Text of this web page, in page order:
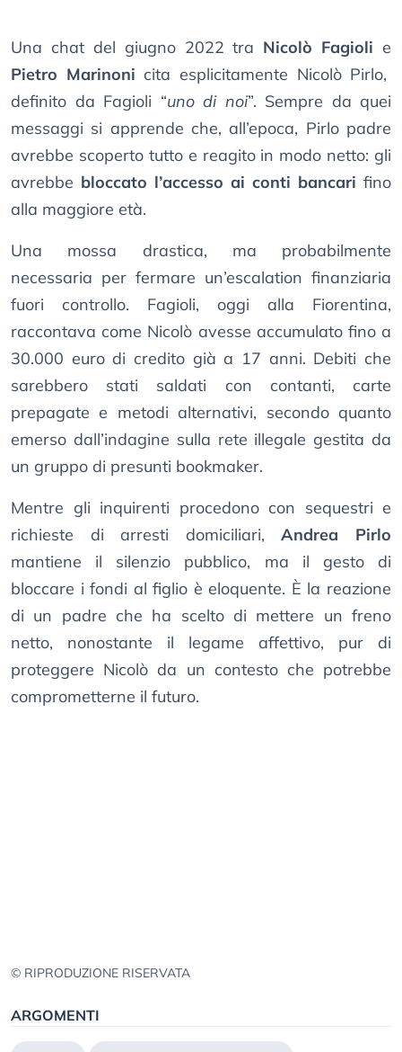
Una chat del giugno 2022 tra Nicolò Fagioli e
Pietro Marinoni cita esplicitamente Nicolò Pirlo,
definito da Fagioli “uno di noi”. Sempre da quei
messaggi si apprende che, all’epoca, Pirlo padre
avrebbe scoperto tutto e reagito in modo netto: gli
avrebbe bloccato l’accesso ai conti bancari fino
alla maggiore età.
Una mossa drastica, ma probabilmente
necessaria per fermare un’escalation finanziaria
fuori controllo. Fagioli, oggi alla Fiorentina,
raccontava come Nicolò avesse accumulato fino a
30.000 euro di credito già a 17 anni. Debiti che
sarebbero stati saldati con contanti, carte
prepagate e metodi alternativi, secondo quanto
emerso dall’indagine sulla rete illegale gestita da
un gruppo di presunti bookmaker.
Mentre gli inquirenti procedono con sequestri e
richieste di arresti domiciliari,Andrea Pirlo
mantiene il silenzio pubblico, ma il gesto di
bloccare i fondi al figlio è eloquente. È la reazione
di un padre che ha scelto di mettere un freno
netto, nonostante il legame affettivo, pur di
proteggere Nicolò da un contesto che potrebbe
comprometterne il futuro.
© RIPRODUZIONE RISERVATA
ARGOMENTI